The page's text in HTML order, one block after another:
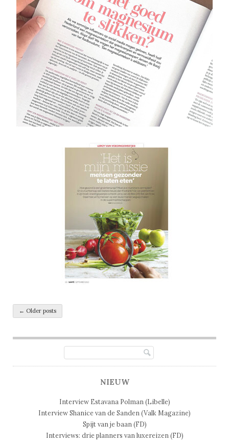
Post navigation
← Older posts
NIEUW
Interview Estavana Polman (Libelle)
Interview Shanice van de Sanden (Valk Magazine)
Spijt van je baan (FD)
Interviews: drie planners van luxereizen (FD)